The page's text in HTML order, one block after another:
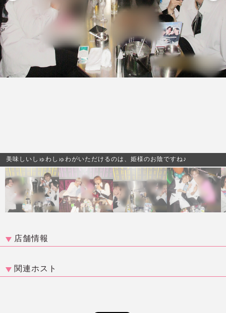
美味しいしゅわしゅわがいただけるのは、姫様のお陰ですね♪
店舗情報
関連ホスト